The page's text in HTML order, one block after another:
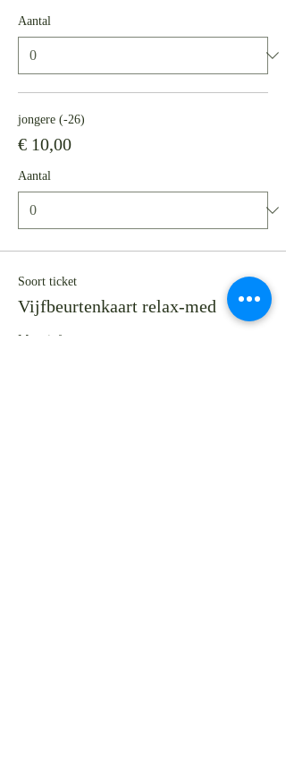
Aantal
jongere (-26)
€ 10,00
Aantal
Soort ticket
Vijfbeurtenkaart relax-med
Meer info